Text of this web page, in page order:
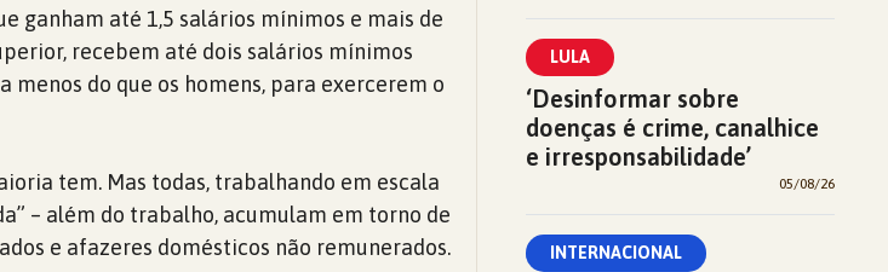
ganham até 1,5 salários mínimos e mais de
recebem até dois salários mínimos
menos do que os homens, para exercerem o
tem. Mas todas, trabalhando em escala
– além do trabalho, acumulam em torno de
e afazeres domésticos não remunerados.
LULA
‘Desinformar sobre
doenças é crime, canalhice
e irresponsabilidade’
05/08/26
INTERNACIONAL